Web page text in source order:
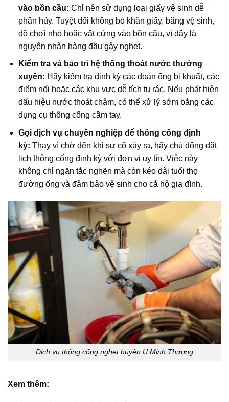
vào bồn cầu: Chỉ nên sử dụng loại giấy vệ sinh dễ
phân hủy. Tuyệt đối không bỏ khăn giấy, băng vệ sinh,
đồ chơi nhỏ hoặc vật cứng vào bồn cầu, vì đây là
nguyên nhân hàng đầu gây nghẹt.
Kiểm tra và bảo trì hệ thống thoát nước thường
xuyên: Hãy kiểm tra định kỳ các đoạn ống bị khuất, các
điểm nối hoặc các khu vực dễ tích tụ rác. Nếu phát hiện
dấu hiệu nước thoát chậm, có thể xử lý sớm bằng các
dụng cụ thông cống cầm tay.
Gọi dịch vụ chuyên nghiệp để thông cống định
kỳ: Thay vì chờ đến khi sự cố xảy ra, hãy chủ động đặt
lịch thông cống định kỳ với đơn vị uy tín. Việc này
không chỉ ngăn tắc nghẽn mà còn kéo dài tuổi thọ
đường ống và đảm bảo vệ sinh cho cả hộ gia đình.
Dịch vụ thông cống nghẹt huyện U Minh Thượng
Xem thêm: